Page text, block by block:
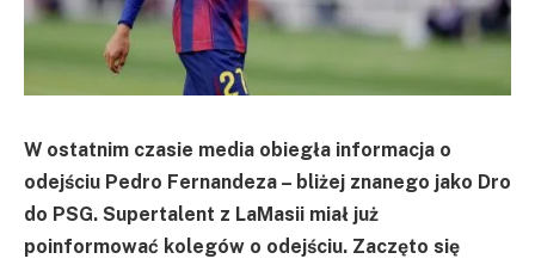
W ostatnim czasie media obiegła informacja o
odejściu Pedro Fernandeza – bliżej znanego jako Dro
do PSG. Supertalent z LaMasii miał już
poinformować kolegów o odejściu. Zaczęto się